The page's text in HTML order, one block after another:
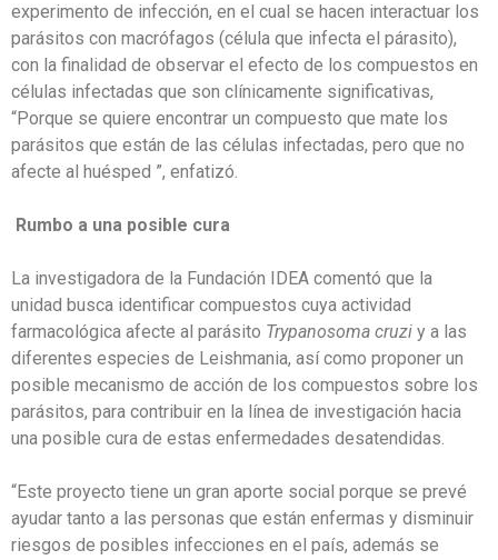
experimento de infección, en el cual se hacen interactuar los
parásitos con macrófagos (célula que infecta el párasito),
con la finalidad de observar el efecto de los compuestos en
células infectadas que son clínicamente significativas,
“Porque se quiere encontrar un compuesto que mate los
parásitos que están de las células infectadas, pero que no
afecte al huésped ”, enfatizó.
Rumbo a una posible cura
La investigadora de la Fundación IDEA comentó que la
unidad busca identificar compuestos cuya actividad
farmacológica afecte al parásito Trypanosoma cruzi y a las
diferentes especies de Leishmania, así como proponer un
posible mecanismo de acción de los compuestos sobre los
parásitos, para contribuir en la línea de investigación hacia
una posible cura de estas enfermedades desatendidas.
“Este proyecto tiene un gran aporte social porque se prevé
ayudar tanto a las personas que están enfermas y disminuir
riesgos de posibles infecciones en el país, además se